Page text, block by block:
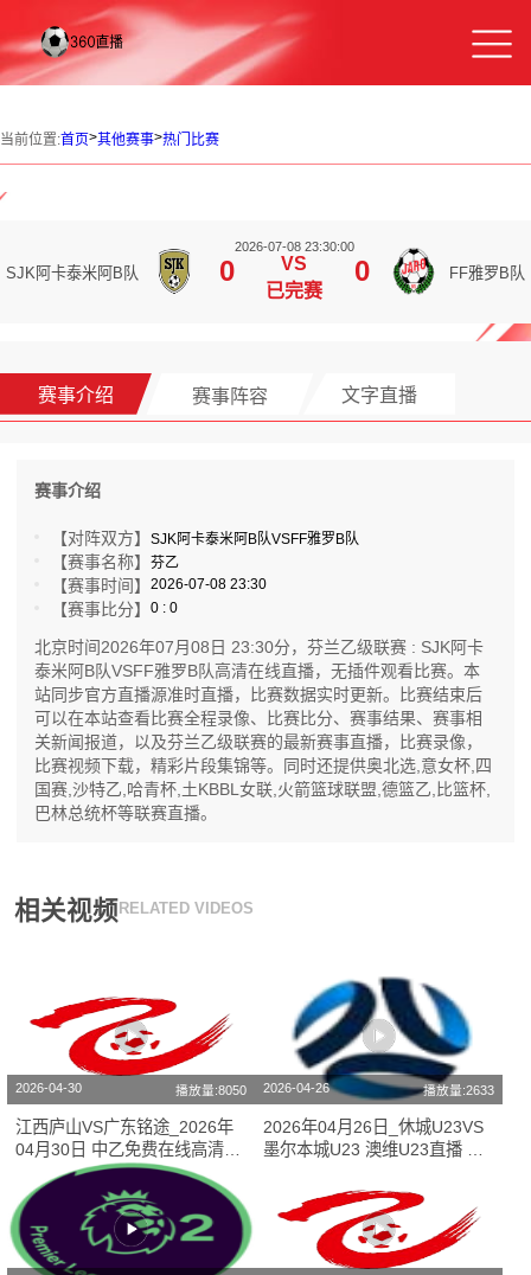
当前位置:首页>其他赛事>热门比赛
SJK阿卡泰米阿B队 0
2026-07-08 23:30:00
VS
已完赛
0 FF雅罗B队
赛事介绍 赛事阵容 文字直播
赛事介绍
【对阵双方】SJK阿卡泰米阿B队VSFF雅罗B队
【赛事名称】芬乙
【赛事时间】2026-07-08 23:30
【赛事比分】0 : 0
北京时间2026年07月08日 23:30分，芬兰乙级联赛 : SJK阿卡
泰米阿B队VSFF雅罗B队高清在线直播，无插件观看比赛。本
站同步官方直播源准时直播，比赛数据实时更新。比赛结束后
可以在本站查看比赛全程录像、比赛比分、赛事结果、赛事相
关新闻报道，以及芬兰乙级联赛的最新赛事直播，比赛录像，
比赛视频下载，精彩片段集锦等。同时还提供奥北选,意女杯,四
国赛,沙特乙,哈青杯,土KBBL女联,火箭篮球联盟,德篮乙,比篮杯,
巴林总统杯等联赛直播。
相关视频 RELATED VIDEOS
2026-04-30 播放量:8050
江西庐山VS广东铭途_2026年
04月30日 中乙免费在线高清直
2026-04-26 播放量:2633
2026年04月26日_休城U23VS
墨尔本城U23 澳维U23直播 比